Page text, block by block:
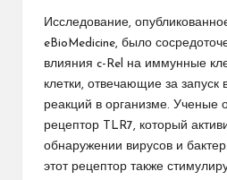
Исследование,
eBioMedicine, было
влияния c-Rel на иммунные
клетки, отвечающие за запуск
реакций в организме. Ученые
рецептор TLR7, который
обнаружении вирусов и
этот рецептор также